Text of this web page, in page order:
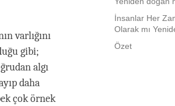
İnsanlar Her
Olarak mı
Özet
varlığını
gibi;
algı
daha
çok örnek